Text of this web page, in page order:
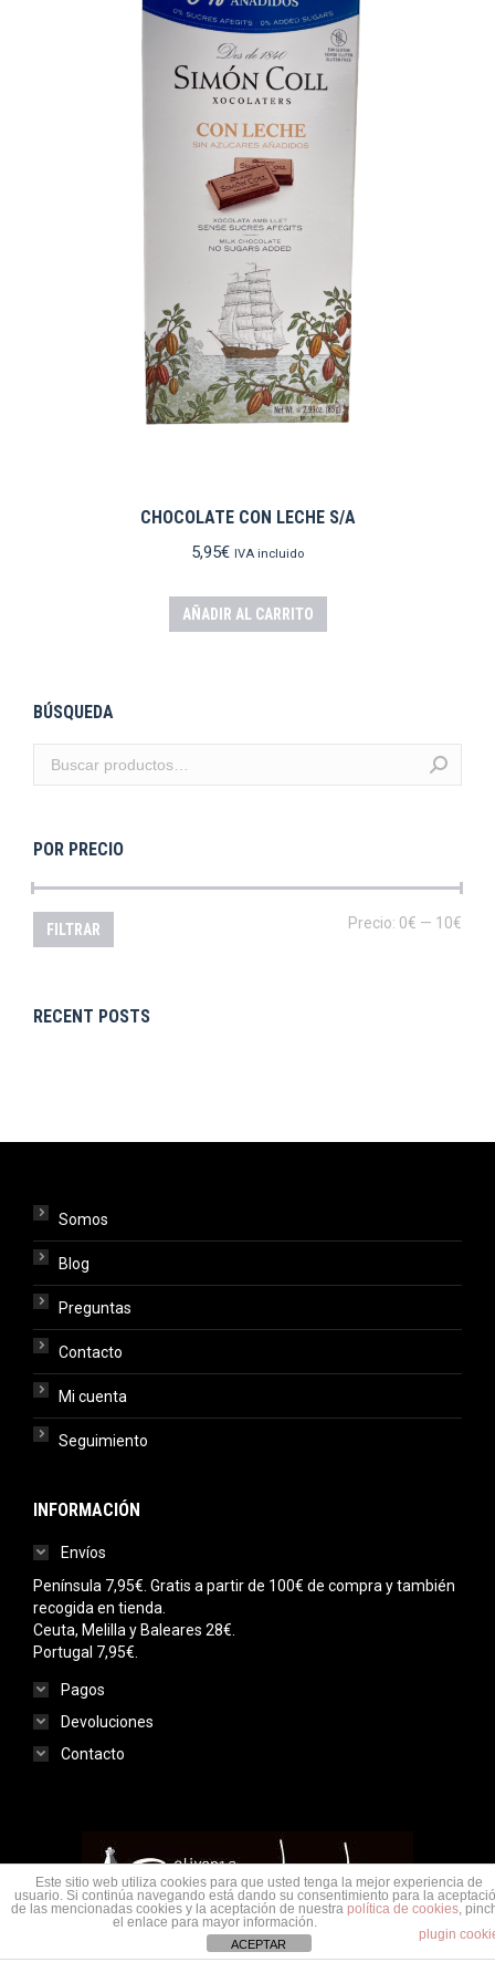
CHOCOLATE CON LECHE S/A
5,95€ IVA incluido
AÑADIR AL CARRITO
BÚSQUEDA
POR PRECIO
FILTRAR Precio: 0€ — 10€
RECENT POSTS
Somos
Blog
Preguntas
Contacto
Mi cuenta
Seguimiento
INFORMACIÓN
Envíos
Península 7,95€. Gratis a partir de 100€ de compra y también
recogida en tienda.
Ceuta, Melilla y Baleares 28€.
Portugal 7,95€.
Pagos
Devoluciones
Contacto
Menu legal
Este sitio web utiliza cookies para que usted tenga la mejor experiencia de
usuario. Si continúa navegando está dando su consentimiento para la
de las mencionadas cookies y la aceptación de nuestra política de cookies,
el enlace para mayor información.
plugin
ACEPTAR